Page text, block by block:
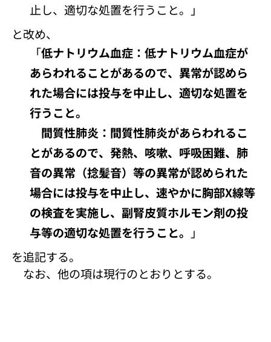
止し、適切な処置を行うこと。」
と改め、
「低ナトリウム血症：低ナトリウム血症が
あらわれることがあるので、異常が認めら
れた場合には投与を中止し、適切な処置を
行うこと。
間質性肺炎：間質性肺炎があらわれるこ
とがあるので、発熱、咳嗽、呼吸困難、肺
音の異常（捻髪音）等の異常が認められた
場合には投与を中止し、速やかに胸部X線等
の検査を実施し、副腎皮質ホルモン剤の投
与等の適切な処置を行うこと。
」
を追記する。
なお、他の項は現行のとおりとする。